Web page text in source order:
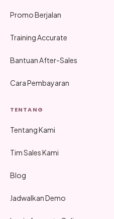
Promo Berjalan
Training Accurate
Bantuan After-Sales
Cara Pembayaran
TENTANG
Tentang Kami
Tim Sales Kami
Blog
Jadwalkan Demo